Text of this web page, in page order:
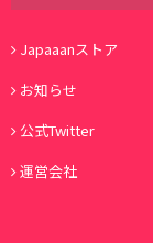
Japaaanストア
お知らせ
公式Twitter
運営会社